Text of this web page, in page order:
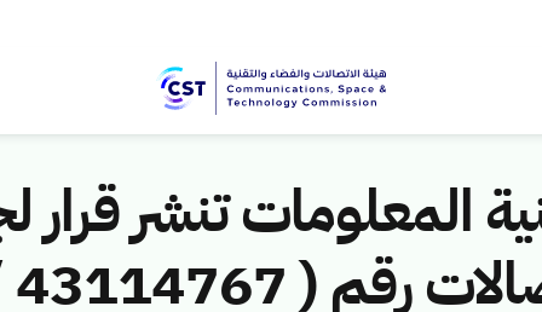
المعلومات تنشر قرار